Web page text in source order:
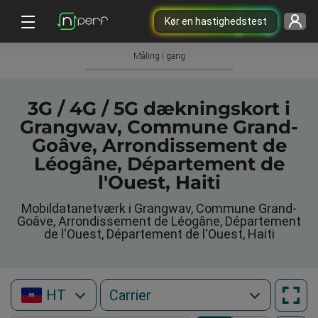
Kør en hastighedstest
Måling i gang
3G / 4G / 5G dækningskort i
Grangwav, Commune Grand-
Goâve, Arrondissement de
Léogâne, Département de
l'Ouest, Haiti
Mobildatanetværk i Grangwav, Commune Grand-
Goâve, Arrondissement de Léogâne, Département
de l'Ouest, Département de l'Ouest, Haiti
HT